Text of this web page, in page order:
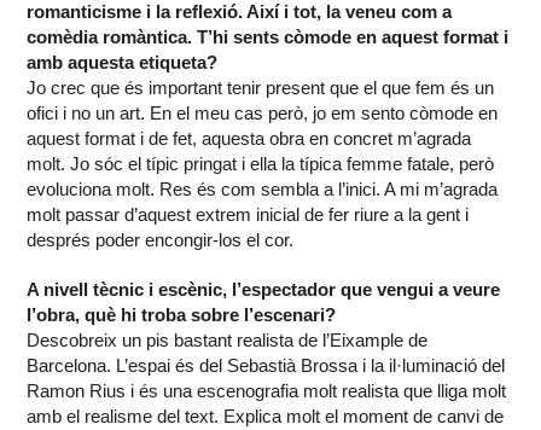
romanticisme i la reflexió. Així i tot, la veneu com a
comèdia romàntica. T’hi sents còmode en aquest format i
amb aquesta etiqueta?
Jo crec que és important tenir present que el que fem és un
ofici i no un art. En el meu cas però, jo em sento còmode en
aquest format i de fet, aquesta obra en concret m’agrada
molt. Jo sóc el típic pringat i ella la típica femme fatale, però
evoluciona molt. Res és com sembla a l’inici. A mi m’agrada
molt passar d’aquest extrem inicial de fer riure a la gent i
després poder encongir-los el cor.
A nivell tècnic i escènic, l’espectador que vengui a veure
l’obra, què hi troba sobre l’escenari?
Descobreix un pis bastant realista de l’Eixample de
Barcelona. L’espai és del Sebastià Brossa i la il·luminació del
Ramon Rius i és una escenografia molt realista que lliga molt
amb el realisme del text. Explica molt el moment de canvi de